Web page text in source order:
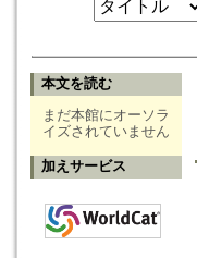
本文を読む
まだ本館にオーソラ
イズされていません
加えサービス